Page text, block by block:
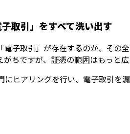
取引」をすべて洗い出す
電子取引」が存在するのか、その
がちですが、証憑の範囲はもっと
にヒアリングを行い、電子取引を